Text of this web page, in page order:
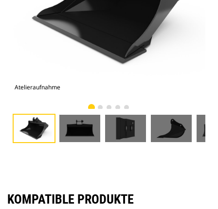
Atelieraufnahme
KOMPATIBLE PRODUKTE